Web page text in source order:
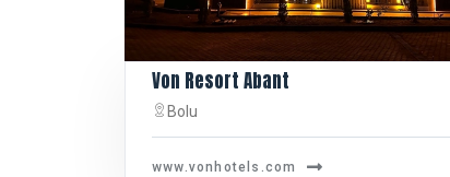
Von Resort Abant
Bolu
www.vonhotels.com